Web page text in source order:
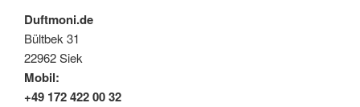
Duftmoni.de
Bültbek 31
22962 Siek
Mobil:
+49 172 422 00 32